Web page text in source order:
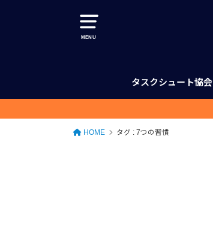
MENU
タスクシュート協会
HOME タグ : 7つの習慣